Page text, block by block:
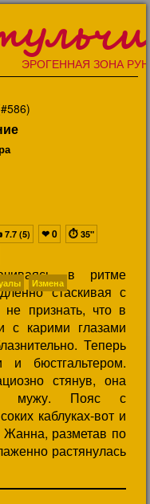
ЭРОГЕННАЯ ЗОНА
в ритме
стаскивая с
признать, что в
с карими глазами
Теперь
бюстгальтером.
стянув, она
мужу. Пояс с
каблуках-вот и
Жанна, разметав по
растянулась
7.7 (5) ❤0 ⏱ 35"
Измена